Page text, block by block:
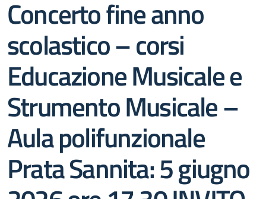
Concerto fine anno
scolastico – corsi
Educazione Musicale e
Strumento Musicale –
Aula polifunzionale
Prata Sannita: 5 giugno